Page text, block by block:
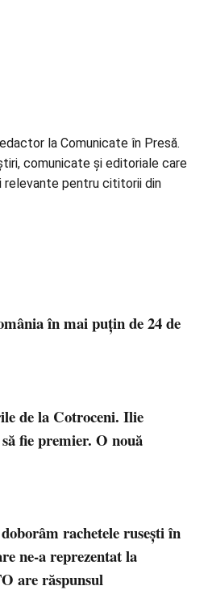
la Comunicate în Presă.
comunicate și editoriale care
relevante pentru cititorii din
în mai puțin de 24 de
de la Cotroceni. Ilie
fie premier. O nouă
rachetele rusești în
ne-a reprezentat la
are răspunsul